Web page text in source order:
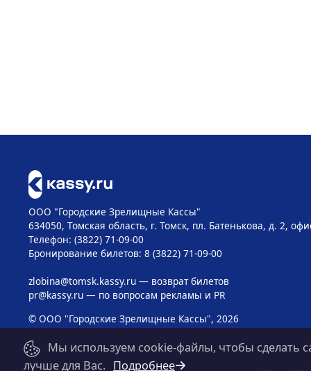
ООО "Городские Зрелищные Кассы"
634050, Томская область, г. Томск, пл. Батенькова, д. 2,
Телефон: (3822) 71-09-00
Бронирование билетов: 8 (3822) 71-09-00
zlobina@tomsk.kassy.ru— возврат билетов
pr@kassy.ru— по вопросам рекламы и PR
© ООО "Городские Зрелищные Кассы", 2026
Мы используем cookie-файлы, чтобы сделать
лучше для Вас. Подробнее